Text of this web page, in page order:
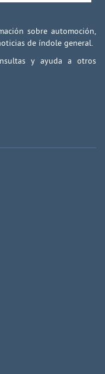
sobre automoción,
de índole general.
y ayuda a otros